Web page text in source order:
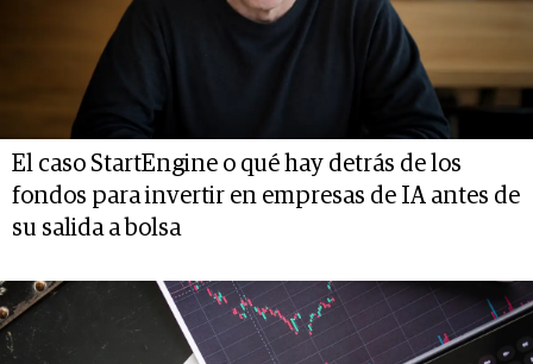
El caso StartEngine o qué hay detrás de los
fondos para invertir en empresas de IA antes de
su salida a bolsa